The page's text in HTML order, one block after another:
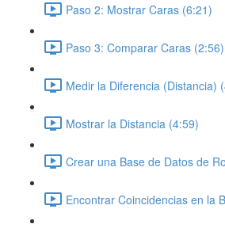
Paso 2: Mostrar Caras (6:21)
Paso 3: Comparar Caras (2:56)
Medir la Diferencia (Distancia)
Mostrar la Distancia (4:59)
Crear una Base de Datos de
Encontrar Coincidencias en la